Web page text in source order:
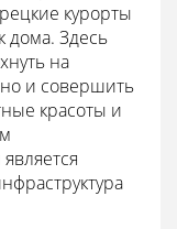
курорты
дома. Здесь
на
и совершить
красоты и